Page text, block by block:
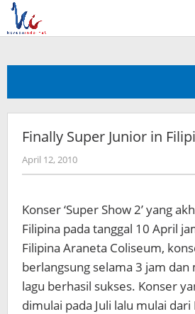
Skip
content
Finally Super Junior in
April 12, 2010by
Koreanindo
Konser ‘Super Show 2’ yang
Filipina pada tanggal 10 April
Filipina Araneta Coliseum,
berlangsung selama 3 jam dan
lagu berhasil sukses. Konser
dimulai pada Juli lalu mulai dari